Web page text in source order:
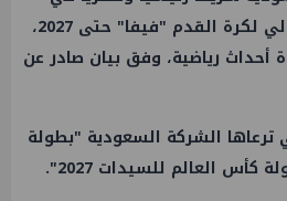
مجال الطاقة للاتحاد الدولي لكرة القدم "فيفا" حتى 2027،
أحداث رياضية، وفق بيان صادر عن
ترعاها الشركة السعودية "بطولة